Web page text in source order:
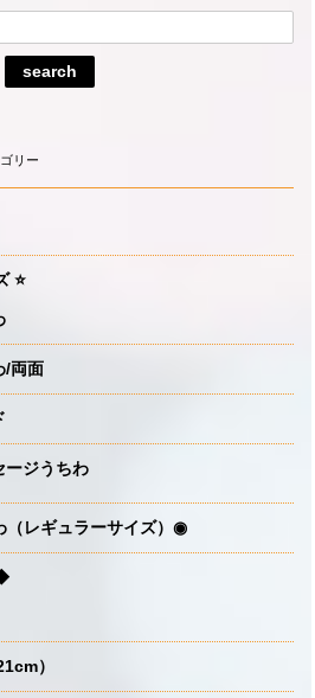
search
リー
⭐️
/両面
ージうちわ
（レギュラーサイズ）◉
）